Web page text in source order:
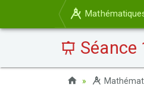
Séance